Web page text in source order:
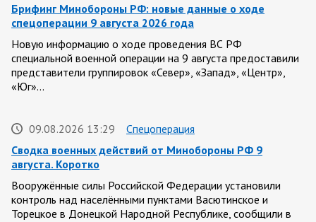
Брифинг Минобороны РФ: новые данные о ходе
спецоперации 9 августа 2026 года
Новую информацию о ходе проведения ВС РФ
специальной военной операции на 9 августа предоставили
представители группировок «Север», «Запад», «Центр»,
«Юг»…
09.08.2026 13:29
Спецоперация
Сводка военных действий от Минобороны РФ 9
августа. Коротко
Вооружённые силы Российской Федерации установили
контроль над населёнными пунктами Васютинское и
Торецкое в Донецкой Народной Республике, сообщили в